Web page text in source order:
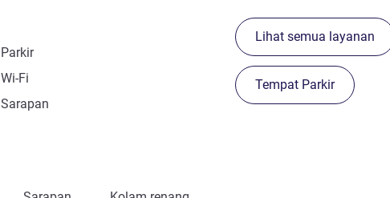
Parkir
Wi-Fi
Sarapan
Lihat semua layanan
Tempat Parkir